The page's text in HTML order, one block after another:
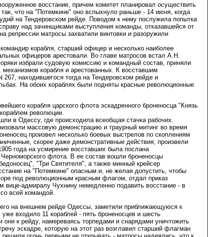
восстание, причем комитет планировал осуществить
что на "Потемкине" оно вспыхнуло раньше - 14 июня, когда
на Тендеровском рейде. Поводом к нему послужила попытка
над зачинщиками выступления команды, отказавшейся от
репрессии матросы захватили винтовки и разоружили
корабля, старший офицер и несколько наиболее
офицеров арестовали. Во главе матросов встал А.Н.
избрали судовую комиссию и командный состав, приняли
корабля и арестованных. К восставшим
находившегося тогда на Тендеровском рейде и
На обоих кораблях были подняты красные революционные
корабля царского флота эскадренного броненосца "Князь
революции.
в Одессу, где происходила всеобщая стачка рабочих.
массовую демонстрацию и траурный митинг во время
произвел несколько боевых выстрелов по скоплениям
скорее даже демонстративные действия, произвели
года на усмирение восставших была послана
Черноморского флота. В ее состав вошли броненосцы
"Три Святителя", а также минный крейсер
на "Потемкине" опасным и, не желая допустить, чтобы
под революционным красным флагом, отдал приказ
адмиралу Чухнину немедленно подавить восстание - в
всей командой.
на внешнем рейде Одессы, заметили приближающуюся к
входило 11 кораблей - пять броненосцев и шесть
к рейду, намереваясь торпедами и снарядами уничтожить
эскадре, которую на этот раз возглавил старший флагман